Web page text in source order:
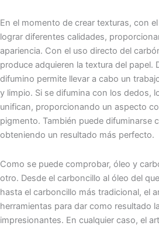
En el momento de crear texturas, con
lograr diferentes calidades,
apariencia. Con el uso directo del
produce adquieren la textura del papel.
difumino permite llevar a cabo un
y limpio. Si se difumina con los dedos,
unifican, proporcionando un aspecto
pigmento. También puede difuminarse
obteniendo un resultado más perfecto.
Como se puede comprobar, óleo y
otro. Desde el carboncillo al óleo del
hasta el carboncillo más tradicional, el
herramientas para dar como resultado
impresionantes. En cualquier caso, el